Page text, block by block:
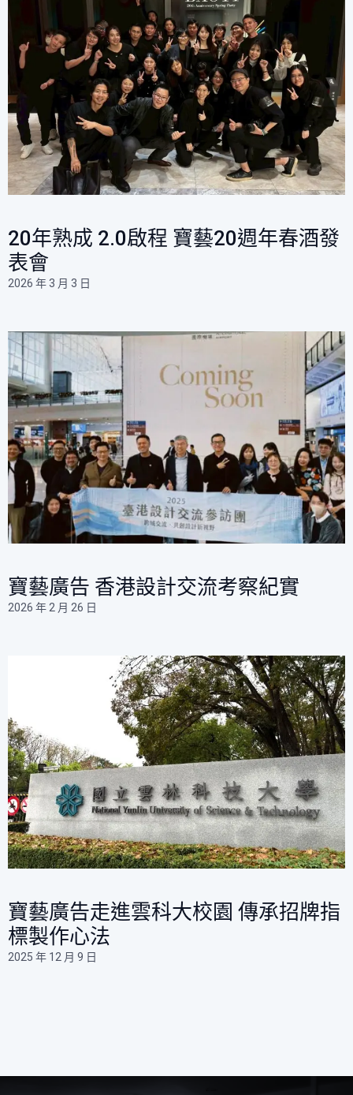
20年熟成 2.0啟程 寶藝20週年春酒發
表會 ​
2026 年 3 月 3 日
寶藝廣告 香港設計交流考察紀實
2026 年 2 月 26 日
寶藝廣告走進雲科大校園 傳承招牌指
標製作心法​
2025 年 12 月 9 日